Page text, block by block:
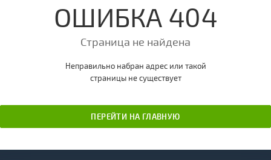
ОШИБКА 404
Страница не найдена
Неправильно набран адрес или такой
страницы не существует
ПЕРЕЙТИ НА ГЛАВНУЮ